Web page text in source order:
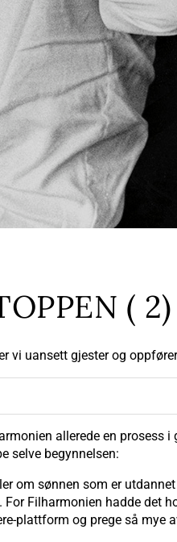
( 2)
vi uansett gjester og
allerede en prosess i
selve begynnelsen:
om sønnen som er utdannet
Filharmonien hadde det
plattform og prege så mye